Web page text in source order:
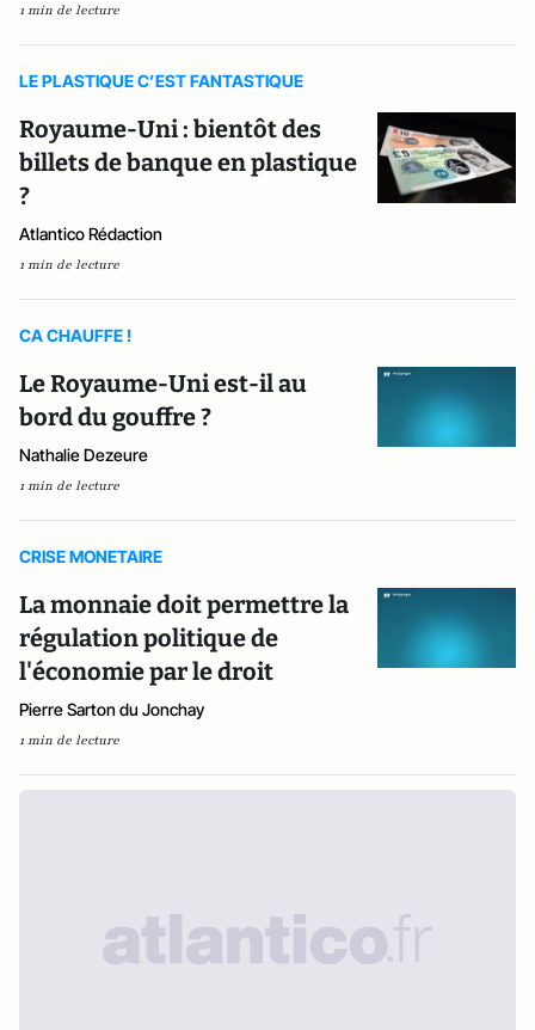
1 min de lecture
LE PLASTIQUE C’EST FANTASTIQUE
Royaume-Uni : bientôt des
billets de banque en plastique
?
Atlantico Rédaction
1 min de lecture
CA CHAUFFE !
Le Royaume-Uni est-il au
bord du gouffre ?
Nathalie Dezeure
1 min de lecture
CRISE MONETAIRE
La monnaie doit permettre la
régulation politique de
l'économie par le droit
Pierre Sarton du Jonchay
1 min de lecture